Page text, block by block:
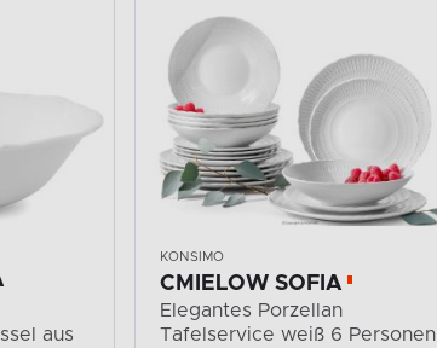
aus
KONSIMO
CMIELOW SOFIA
Elegantes Porzellan
Tafelservice weiß 6 Personen